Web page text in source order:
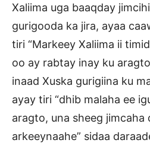
Xaliima uga baaqday
gurigooda ka jira, ayaa
tiri “Markeey Xaliima ii
oo ay rabtay inay ku
inaad Xuska gurigiina ku
ayay tiri “dhib malaha ee
aragto, una sheeg jimcaha
arkeeynaahe” sidaa